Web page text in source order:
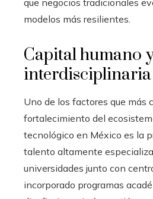
modelos más resilientes.
Capital humano
interdisciplinaria
Uno de los factores que más
fortalecimiento del
tecnológico en México es la
talento altamente
universidades junto con
incorporado programas